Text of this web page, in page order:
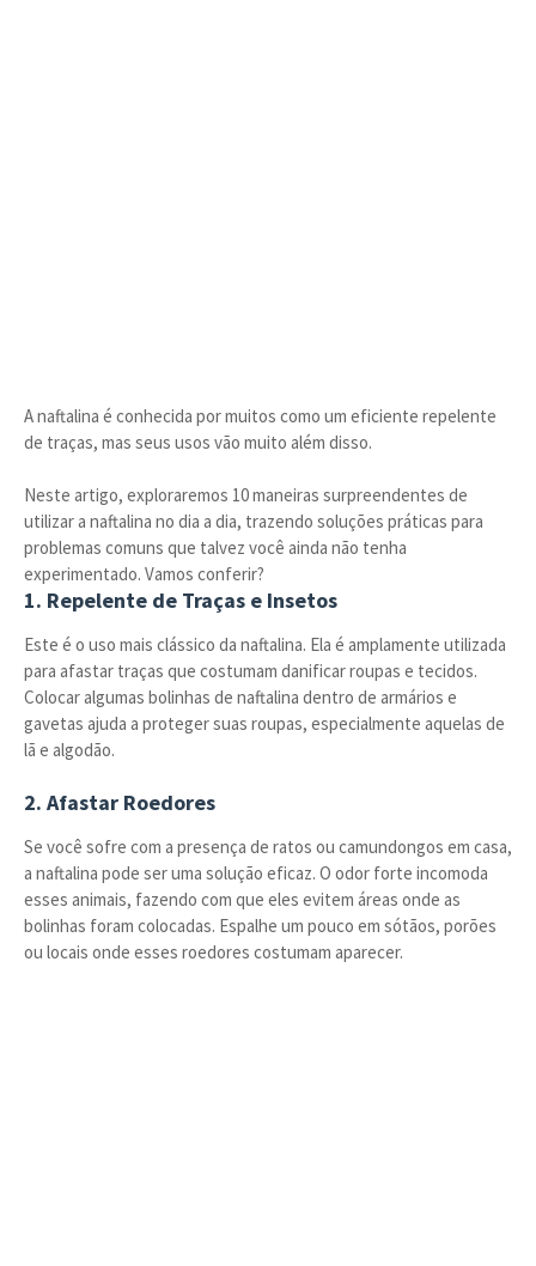
A naftalina é conhecida por muitos como um eficiente repelente
de traças, mas seus usos vão muito além disso.
Neste artigo, exploraremos 10 maneiras surpreendentes de
utilizar a naftalina no dia a dia, trazendo soluções práticas para
problemas comuns que talvez você ainda não tenha
experimentado. Vamos conferir?
1. Repelente de Traças e Insetos
Este é o uso mais clássico da naftalina. Ela é amplamente utilizada
para afastar traças que costumam danificar roupas e tecidos.
Colocar algumas bolinhas de naftalina dentro de armários e
gavetas ajuda a proteger suas roupas, especialmente aquelas de
lã e algodão.
2. Afastar Roedores
Se você sofre com a presença de ratos ou camundongos em casa,
a naftalina pode ser uma solução eficaz. O odor forte incomoda
esses animais, fazendo com que eles evitem áreas onde as
bolinhas foram colocadas. Espalhe um pouco em sótãos, porões
ou locais onde esses roedores costumam aparecer.